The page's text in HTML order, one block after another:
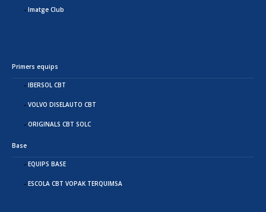
Imatge Club
Primers equips
IBERSOL CBT
VOLVO DISELAUTO CBT
ORIGINALS CBT SOLC
Base
EQUIPS BASE
ESCOLA CBT VOPAK TERQUIMSA